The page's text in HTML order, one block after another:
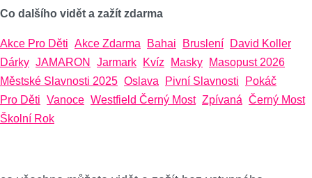
Co dalšího vidět a zažít zdarma
Akce Pro Děti Akce Zdarma Bahai Bruslení
David Koller
Dárky JAMARON Jarmark Kvíz Masky
Masopust 2026
Městské Slavnosti 2025 Oslava Pivní Slavnosti
Pokáč
Pro Děti Vanoce Westfield Černý Most Zpívaná Černý Most
Školní Rok